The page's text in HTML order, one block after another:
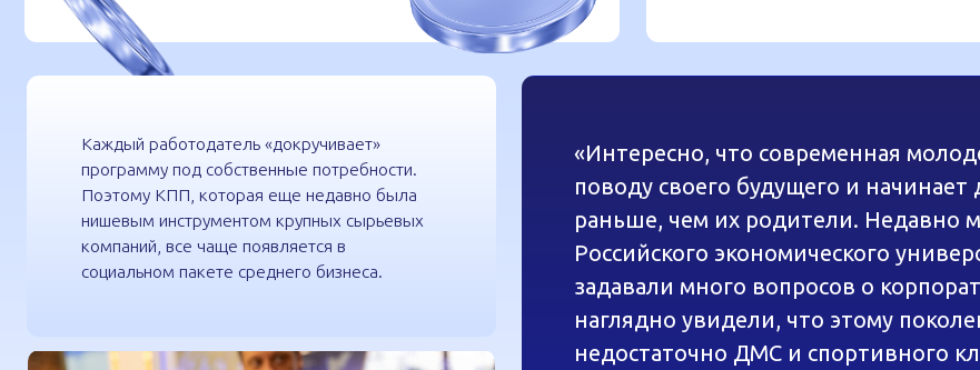
Генеральный директор НПФ Эволюция
Российского экономического университета им.
задавали много вопросов о корпоративных
наглядно увидели, что этому поколению
компаний, все чаще появляется в
социальном пакете среднего бизнеса.